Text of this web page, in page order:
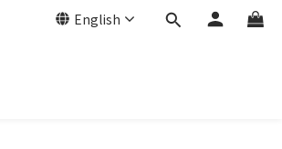
English